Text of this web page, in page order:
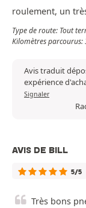
roulement, un
Type de route: Tout
Kilomètres parcourus:
Avis traduit
expérience
Signaler
AVIS DE BILL
5/5
Très bons